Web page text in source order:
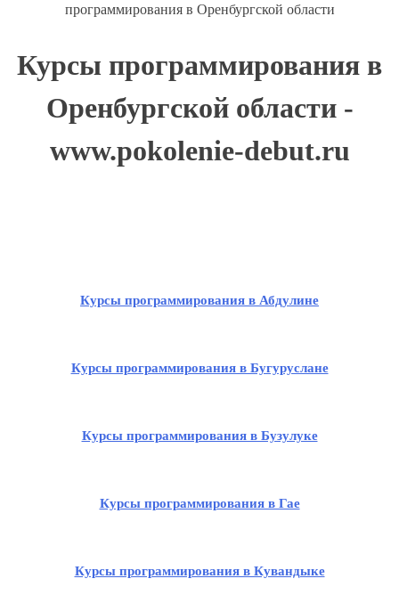
программирования в Оренбургской области
Курсы программирования в
Оренбургской области -
www.pokolenie-debut.ru
Курсы программирования в Абдулине
Курсы программирования в Бугуруслане
Курсы программирования в Бузулуке
Курсы программирования в Гае
Курсы программирования в Кувандыке